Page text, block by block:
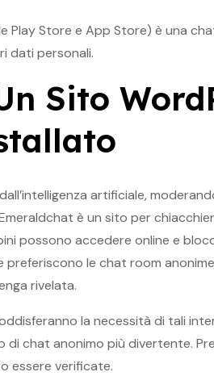
Play Store e App Store) è una
dati personali.
Sito
artificiale,
è un sito per
possono accedere online e
preferiscono le chat room
rivelata.
la necessità di tali
chat anonimo più divertente.
essere verificate.